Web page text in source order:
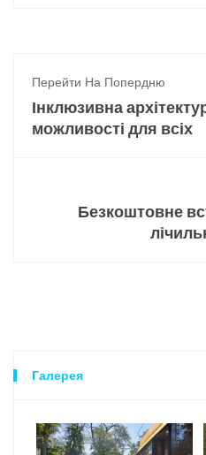
Перейти На Попердню
Інклюзивна
можливості для всіх
Безкоштовне
Галерея